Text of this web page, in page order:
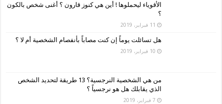
الأقوياء ليحملوها ! أين هي كنوز قارون ؟ أغنى شخص بالكون
؟
11 فبراير، 2019
هل تسائلت يوماً إن كنت مصاباً بأنفصام الشخصية أم لا ؟
10 فبراير، 2019
من هي الشخصية النرجسية؟ 13 طريقة لتحديد الشخص
الذي يقابلك هل هو نرجسياً ؟
7 فبراير، 2019